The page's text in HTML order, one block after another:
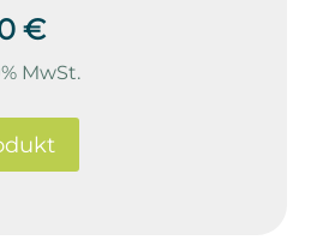
€
MwSt.